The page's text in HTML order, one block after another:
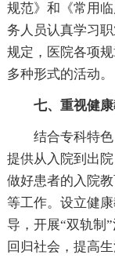
规范》和《常用
务人员认真学习
规定，医院各项
多种形式的活动。
七、重视健
结合专科特色
提供从入院到出
做好患者的入院
等工作。设立健
导，开展“双轨制
回归社会，提高生